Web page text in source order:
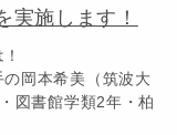
実施します！
岡本希美（筑波大
図書館学類2年・柏